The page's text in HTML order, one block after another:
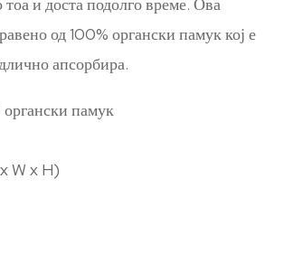
од 100% органски памук кој е
апсорбира.
памук
W x H)